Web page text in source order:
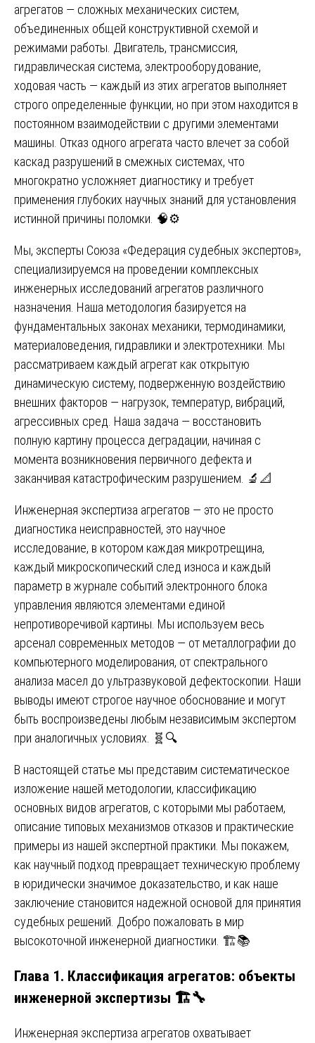
агрегатов — сложных механических систем,
объединенных общей конструктивной схемой и
режимами работы. Двигатель, трансмиссия,
гидравлическая система, электрооборудование,
ходовая часть — каждый из этих агрегатов выполняет
строго определенные функции, но при этом находится в
постоянном взаимодействии с другими элементами
машины. Отказ одного агрегата часто влечет за собой
каскад разрушений в смежных системах, что
многократно усложняет диагностику и требует
применения глубоких научных знаний для установления
истинной причины поломки. 🧠⚙️
Мы, эксперты Союза «Федерация судебных экспертов»,
специализируемся на проведении комплексных
инженерных исследований агрегатов различного
назначения. Наша методология базируется на
фундаментальных законах механики, термодинамики,
материаловедения, гидравлики и электротехники. Мы
рассматриваем каждый агрегат как открытую
динамическую систему, подверженную воздействию
внешних факторов — нагрузок, температур, вибраций,
агрессивных сред. Наша задача — восстановить
полную картину процесса деградации, начиная с
момента возникновения первичного дефекта и
заканчивая катастрофическим разрушением. 🔬📐
Инженерная экспертиза агрегатов — это не просто
диагностика неисправностей, это научное
исследование, в котором каждая микротрещина,
каждый микроскопический след износа и каждый
параметр в журнале событий электронного блока
управления являются элементами единой
непротиворечивой картины. Мы используем весь
арсенал современных методов — от металлографии до
компьютерного моделирования, от спектрального
анализа масел до ультразвуковой дефектоскопии. Наши
выводы имеют строгое научное обоснование и могут
быть воспроизведены любым независимым экспертом
при аналогичных условиях. 🧬🔍
В настоящей статье мы представим систематическое
изложение нашей методологии, классификацию
основных видов агрегатов, с которыми мы работаем,
описание типовых механизмов отказов и практические
примеры из нашей экспертной практики. Мы покажем,
как научный подход превращает техническую проблему
в юридически значимое доказательство, и как наше
заключение становится надежной основой для принятия
судебных решений. Добро пожаловать в мир
высокоточной инженерной диагностики. 🏗️📚
Глава 1. Классификация агрегатов: объекты
инженерной экспертизы 🏗️🔧
Инженерная экспертиза агрегатов охватывает